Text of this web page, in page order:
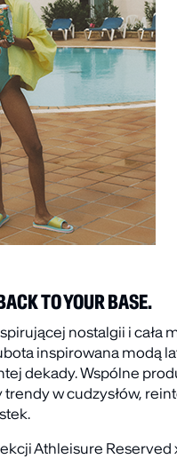
TO YOUR BASE.
nostalgii i cała
inspirowana modą
dekady. Wspólne
w cudzysłów,
Athleisure Reserved